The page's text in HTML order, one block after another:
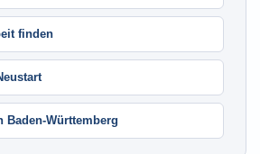
finden
Baden-Württemberg